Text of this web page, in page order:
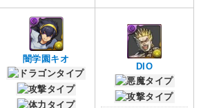
闇学園キオ
DIO